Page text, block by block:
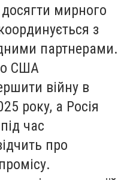
мирного
з
партнерами.
США
війну в
року, а Росія
час
про